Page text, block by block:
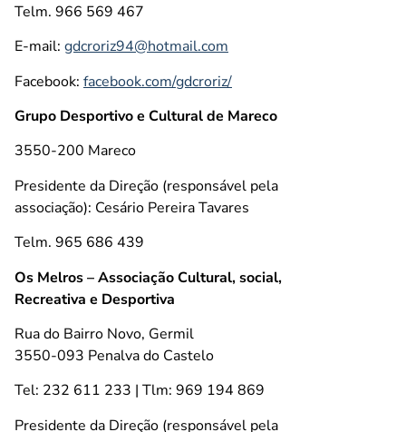
Telm. 966 569 467
E-mail: gdcroriz94@hotmail.com
Facebook: facebook.com/gdcroriz/
Grupo Desportivo e Cultural de Mareco
3550-200 Mareco
Presidente da Direção (responsável pela
associação): Cesário Pereira Tavares
Telm. 965 686 439
Os Melros – Associação Cultural, social,
Recreativa e Desportiva
Rua do Bairro Novo, Germil
3550-093 Penalva do Castelo
Tel: 232 611 233 | Tlm: 969 194 869
Presidente da Direção (responsável pela